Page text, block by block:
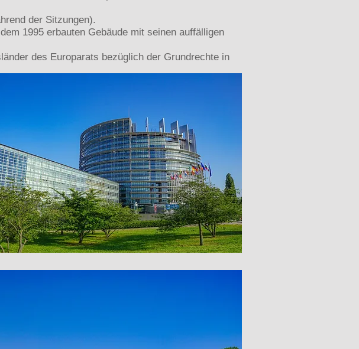
der Sitzungen).
1995 erbauten Gebäude mit seinen auffälligen
des Europarats bezüglich der Grundrechte in